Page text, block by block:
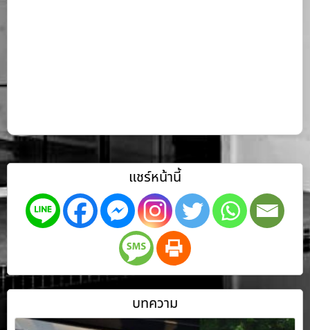
แชร์หน้านี้
บทความ